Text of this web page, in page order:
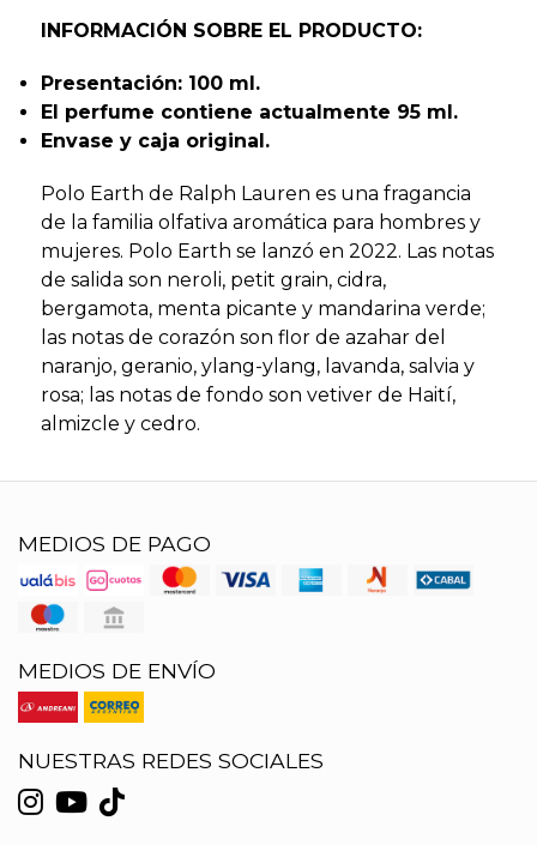
INFORMACIÓN SOBRE EL PRODUCTO:
Presentación: 100 ml.
El perfume contiene actualmente 95 ml.
Envase y caja original.
Polo Earth de Ralph Lauren es una fragancia
de la familia olfativa aromática para hombres y
mujeres. Polo Earth se lanzó en 2022. Las notas
de salida son neroli, petit grain, cidra,
bergamota, menta picante y mandarina verde;
las notas de corazón son flor de azahar del
naranjo, geranio, ylang-ylang, lavanda, salvia y
rosa; las notas de fondo son vetiver de Haití,
almizcle y cedro.
MEDIOS DE PAGO
MEDIOS DE ENVÍO
NUESTRAS REDES SOCIALES